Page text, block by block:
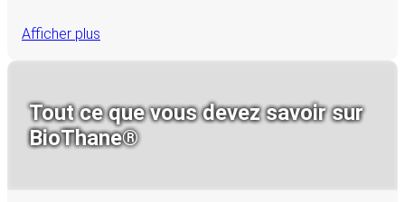
Afficher plus
Tout ce que vous devez savoir sur
BioThane®